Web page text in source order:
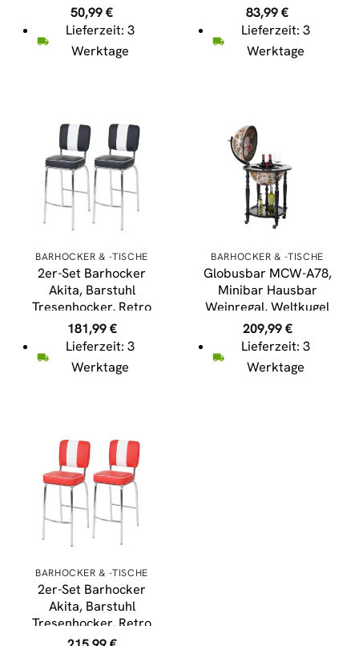
höhenverstellbar Ø
35cm ~ Textil, grau
50,99€
Lieferzeit: 3
Werktage
Industriedesign ~
schwarz
83,99€
Lieferzeit: 3
Werktage
BARHOCKER & -TISCHE
2er-Set Barhocker
Akita, Barstuhl
Tresenhocker, Retro
50er Jahre Design,
Kunstleder ~ schwarz-
181,99€
Lieferzeit: 3
Werktage
BARHOCKER & -TISCHE
Globusbar MCW-A78,
Minibar Hausbar
Weinregal, Weltkugel
rollbar, Ø 42cm
Eukalyptusholz MVG-
209,99€
Lieferzeit: 3
Werktage
BARHOCKER & -TISCHE
2er-Set Barhocker
Akita, Barstuhl
Tresenhocker, Retro
50er Jahre Design,